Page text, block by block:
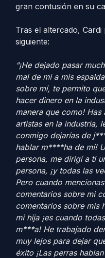
gran contusión en su
Tras el altercado,
siguiente:
“¡He dejado pasar
mal de mi a mis
sobre mí, te permito
hacer dinero en la
manera que como! Has
artistas en la industria,
conmigo dejarías de
hablar m****ha de mí!
persona, me dirigí a ti
persona, ¡y todas las
Pero cuando
comentarios sobre mi
comentarios sobre mis
mi hija ¡es cuando
m***a! He trabajado
muy lejos para dejar
éxito ¡Las perras